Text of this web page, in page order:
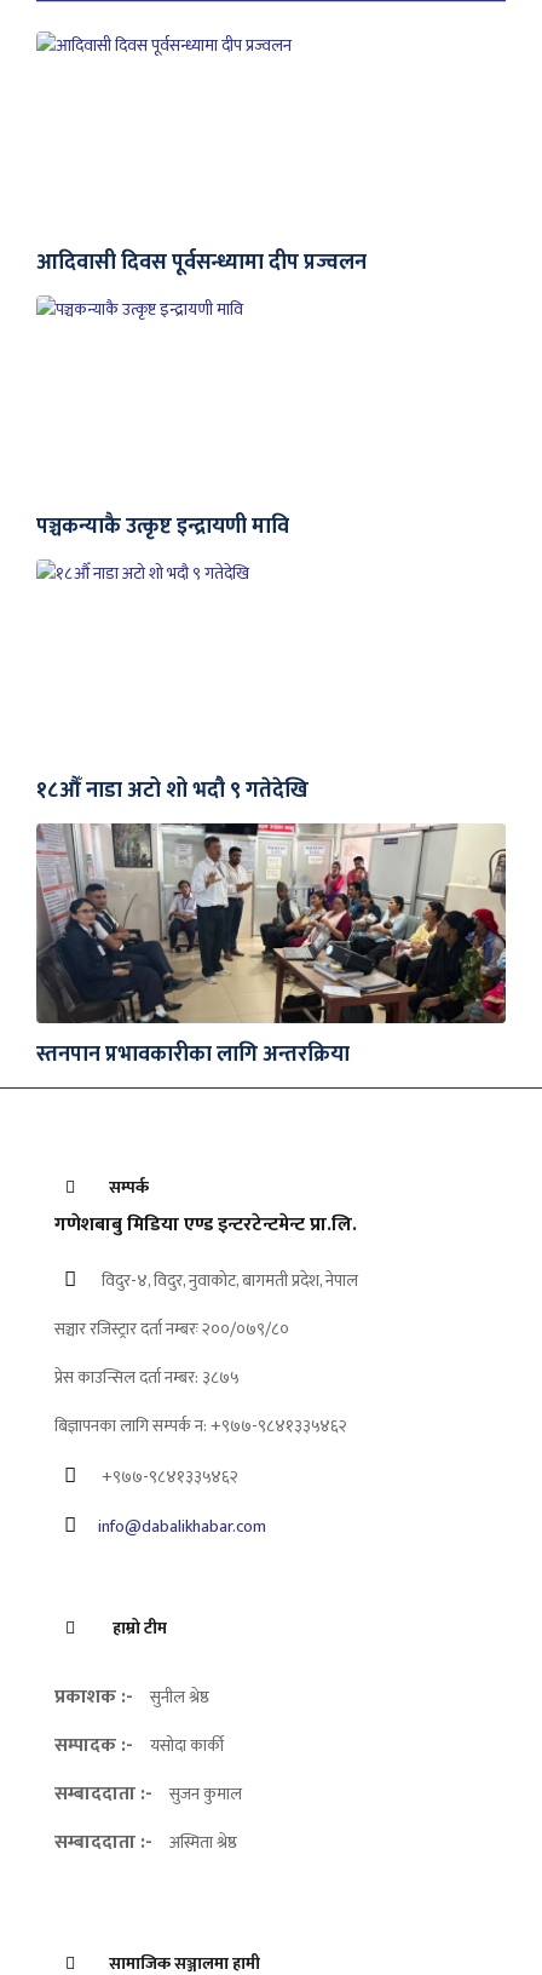
आदिवासी दिवस पूर्वसन्ध्यामा दीप प्रज्वलन
पञ्चकन्याकै उत्कृष्ट इन्द्रायणी मावि
१८औँ नाडा अटो शो भदौ ९ गतेदेखि
स्तनपान प्रभावकारीका लागि अन्तरक्रिया
सम्पर्क
गणेशबाबु मिडिया एण्ड इन्टरटेन्टमेन्ट प्रा.लि.
विदुर-४, विदुर, नुवाकोट, बागमती प्रदेश, नेपाल
सञ्चार रजिस्ट्रार दर्ता नम्बरः २००/०७९/८०
प्रेस काउन्सिल दर्ता नम्बर: ३८७५
बिज्ञापनका लागि सम्पर्क न: +९७७-९८४१३३५४६२
+९७७-९८४१३३५४६२
info@dabalikhabar.com
हाम्रो टीम
प्रकाशक :- सुनील श्रेष्ठ
सम्पादक :- यसोदा कार्की
सम्बाददाता :- सुजन कुमाल
सम्बाददाता :- अस्मिता श्रेष्ठ
सामाजिक सञ्जालमा हामी